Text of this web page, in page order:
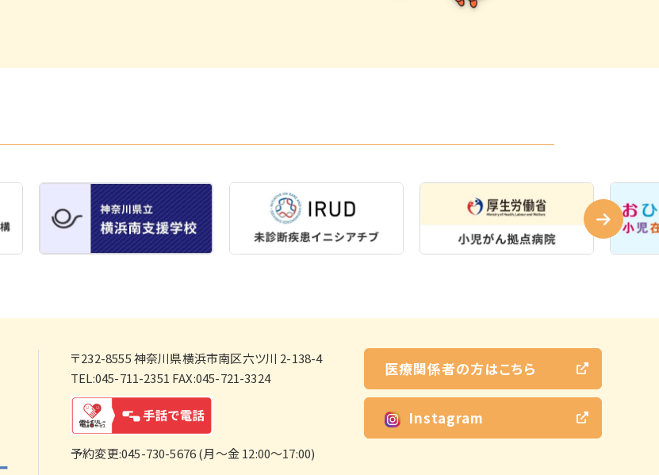
〒232-8555神奈川県横浜市南区六ツ川 2-138-4
TEL:045-711-2351 FAX:045-721-3324
予約変更:045-730-5676 (月～金 12:00～17:00)
医療関係者の方はこちら
Instagram